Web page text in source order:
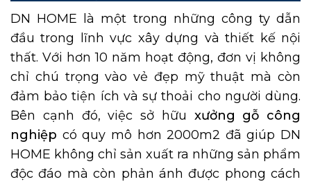
DN HOME là một trong những công ty dẫn
đầu trong lĩnh vực xây dựng và thiết kế nội
thất. Với hơn 10 năm hoạt động, đơn vị không
chỉ chú trọng vào vẻ đẹp mỹ thuật mà còn
đảm bảo tiện ích và sự thoải cho người dùng.
Bên cạnh đó, việc sở hữu xưởng gỗ công
nghiệp có quy mô hơn 2000m2 đã giúp DN
HOME không chỉ sản xuất ra những sản phẩm
độc đáo mà còn phản ánh được phong cách